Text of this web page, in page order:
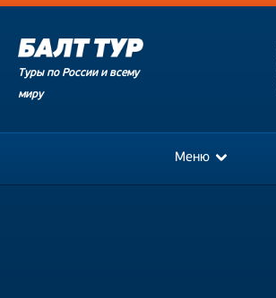
Туры по России и всему
миру
Меню